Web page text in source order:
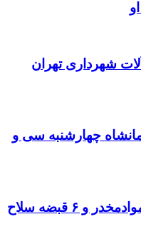
را به لرزه درآورد
زیر قیمت بازار؛
قیمت تهیه کنیم؟
قیمت ارزهای فیات